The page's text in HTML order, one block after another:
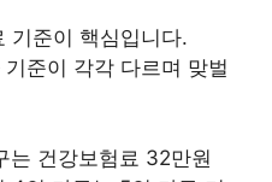
기준이 핵심입니다.
준이 각각 다르며 맞벌
는 건강보험료 32만원